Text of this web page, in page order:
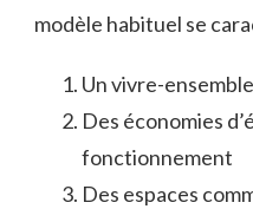
modèle habituel se
Un vivre-
Des économies
fonctionnement
Des espaces